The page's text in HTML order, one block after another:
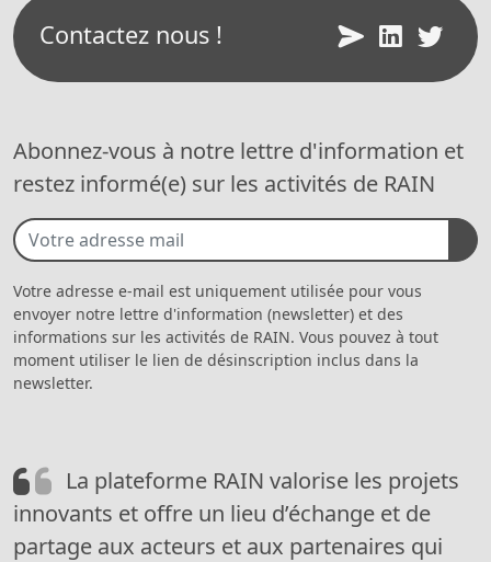
Contactez nous !
Abonnez-vous à notre lettre d'information et
restez informé(e) sur les activités de RAIN
Votre adresse e-mail est uniquement utilisée pour vous
envoyer notre lettre d'information (newsletter) et des
informations sur les activités de RAIN. Vous pouvez à tout
moment utiliser le lien de désinscription inclus dans la
newsletter.
La plateforme RAIN valorise les projets
innovants et offre un lieu d’échange et de
partage aux acteurs et aux partenaires qui